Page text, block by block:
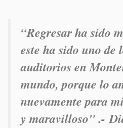
“Regresar ha sido
este ha sido uno de
auditorios en
mundo, porque lo
nuevamente para
y maravilloso" .-